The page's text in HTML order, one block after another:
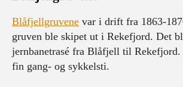
Blåfjellgruvene var i drift fra 1863-
gruven ble skipet ut i Rekefjord. Det
jernbanetrasé fra Blåfjell til Rekefjord.
fin gang- og sykkelsti.